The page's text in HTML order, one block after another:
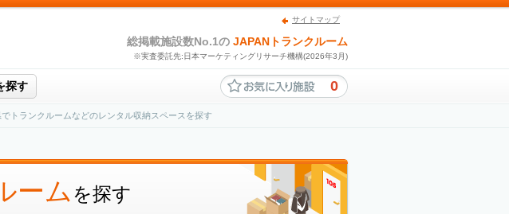
サイトマップ
総掲載施設数No.1の JAPANトランクルーム
※実査委託先:日本マーケティングリサーチ機構(2026年3月)
探す 0
トランクルームなどのレンタル収納スペースを探す
ーム を探す